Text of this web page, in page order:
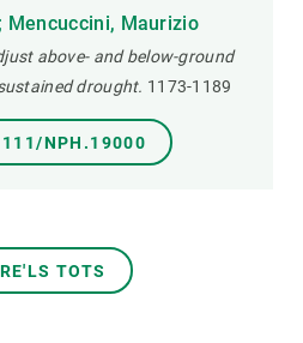
Mencuccini, Maurizio
above- and below-ground
drought. 1173-1189
NPH.19000
TOTS